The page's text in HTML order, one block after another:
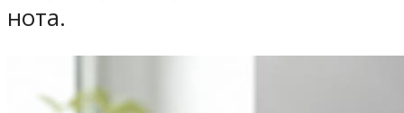
нота.